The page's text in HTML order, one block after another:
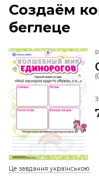
Создаём
беглеце
Це завдання українською